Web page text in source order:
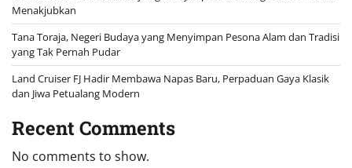
Menakjubkan
Tana Toraja, Negeri Budaya yang Menyimpan Pesona Alam dan Tradisi
yang Tak Pernah Pudar
Land Cruiser FJ Hadir Membawa Napas Baru, Perpaduan Gaya Klasik
dan Jiwa Petualang Modern
Recent Comments
No comments to show.